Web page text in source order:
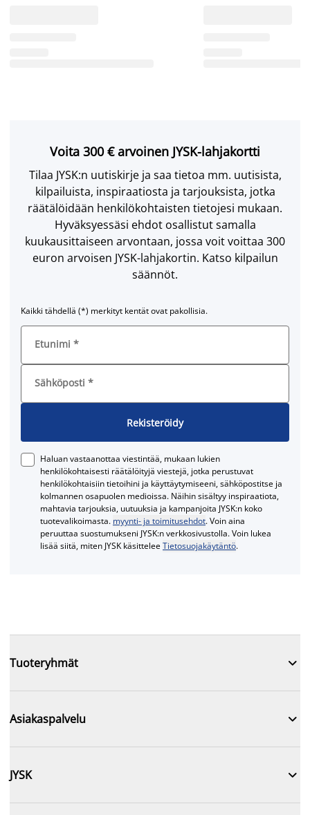
Voita 300 € arvoinen JYSK-lahjakortti
Tilaa JYSK:n uutiskirje ja saa tietoa mm. uutisista,
kilpailuista, inspiraatiosta ja tarjouksista, jotka
räätälöidään henkilökohtaisten tietojesi mukaan.
Hyväksyessäsi ehdot osallistut samalla
kuukausittaiseen arvontaan, jossa voit voittaa 300
euron arvoisen JYSK-lahjakortin. Katso kilpailun
säännöt.
Kaikki tähdellä (*) merkityt kentät ovat pakollisia.
Etunimi *
Sähköposti *
Rekisteröidy
Haluan vastaanottaa viestintää, mukaan lukien
henkilökohtaisesti räätälöityjä viestejä, jotka perustuvat
henkilökohtaisiin tietoihini ja käyttäytymiseeni, sähköpostitse ja
kolmannen osapuolen medioissa. Näihin sisältyy inspiraatiota,
mahtavia tarjouksia, uutuuksia ja kampanjoita JYSK:n koko
tuotevalikoimasta. myynti- ja toimitusehdot. Voin aina
peruuttaa suostumukseni JYSK:n verkkosivustolla. Voin lukea
lisää siitä, miten JYSK käsitteleeTietosuojakäytäntö.
Tuoteryhmät 
Asiakaspalvelu 
JYSK 